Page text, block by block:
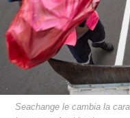
Seachange le cambia la